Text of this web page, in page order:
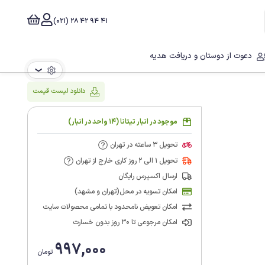
41 94 42 28 (021)
دعوت از دوستان و دریافت هدیه
❯
دانلود لیست قیمت
موجود در انبار تیتانا (14 واحد در انبار)
تحویل 3 ساعته در تهران
تحویل 1 الی 2 روز کاری خارج از تهران
ارسال اکسپرس رایگان
امکان تسویه در محل(تهران و مشهد)
امکان تعویض نامحدود با تمامی محصولات سایت
امکان مرجوعی تا 30 روز بدون خسارت
997,000 تومان